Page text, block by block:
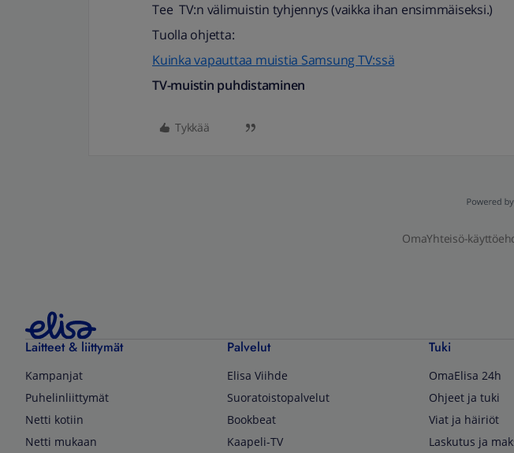
Tee TV:n välimuistin tyhjennys (vaikka ihan ensimmäiseksi.)
Tuolla ohjetta:
Kuinka vapauttaa muistia Samsung TV:ssä
TV-muistin puhdistaminen
Tykkää
OmaYhteisö-
Laitteet & liittymät
Kampanjat
Puhelinliittymät
Netti kotiin
Netti mukaan
Palvelut
Elisa Viihde
Suoratoistopalvelut
Bookbeat
Kaapeli-TV
Tuki
OmaElisa 24h
Ohjeet ja tuki
Viat ja häiriöt
Laskutus ja